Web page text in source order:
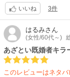
迄で終わりましたね。
内気で、大人しい女
て、旦那さんが初めて
旦那さんは、元々生
中々奥さんに気持ちを
本当は、奥さんの事を
り理想な旦那さんで
いいね 3件
はるみさん
(女性/60代～)
あざとい既婚者キラ
このレビューはネタ